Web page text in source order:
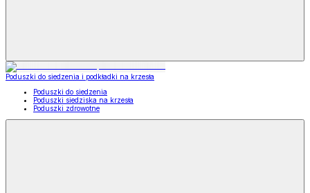
Poduszki do siedzenia i podkładki na krzesła
Poduszki do siedzenia
Poduszki siedziska na krzesła
Poduszki zdrowotne